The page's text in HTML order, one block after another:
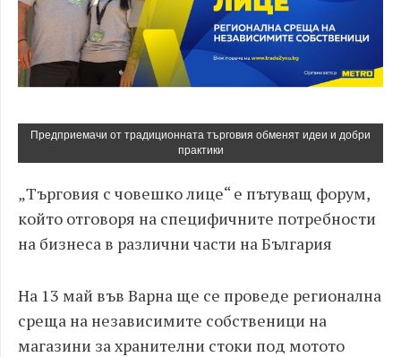
Предприемачи от традиционната търговия обменят идеи и добри
практики
„Търговия с човешко лице“ е пътуващ форум,
който отговоря на специфичните потребности
на бизнеса в различни части на България
На 13 май във Варна ще се проведе регионална
среща на независимите собственици на
магазини за хранителни стоки под мотото